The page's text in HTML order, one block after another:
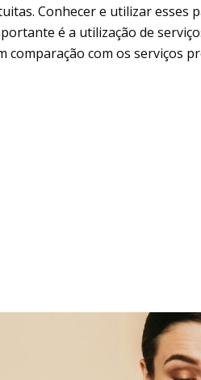
Conhecer e utilizar esses
é a utilização de
comparação com os serviços